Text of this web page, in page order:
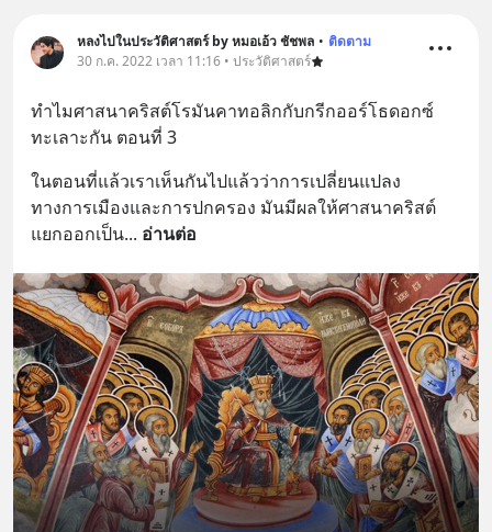
หลงไปในประวัติศาสตร์ by หมอเอ้ว ชัชพล • ติดตาม
30 ก.ค. 2022 เวลา 11:16 • ประวัติศาสตร์
ทำไมศาสนาคริสต์โรมันคาทอลิกกับกรีกออร์โธดอกซ์
ทะเลาะกัน ตอนที่ 3
ในตอนที่แล้วเราเห็นกันไปแล้วว่าการเปลี่ยนแปลง
ทางการเมืองและการปกครอง มันมีผลให้ศาสนาคริสต์
แยกออกเป็น... อ่านต่อ